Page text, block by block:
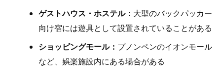
ゲストハウス・ホステル： 大型のバックパッカー
向け宿には遊具として設置されていることがある
ショッピングモール： プノンペンのイオンモール
など、娯楽施設内にある場合がある